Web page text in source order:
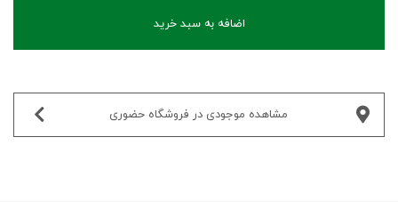
اضافه به سبد خرید
مشاهده موجودی در فروشگاه حضوری‌